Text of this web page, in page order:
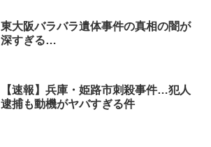
東大阪バラバラ遺体事件の真相の闇が
深すぎる…
【速報】兵庫・姫路市刺殺事件…犯人
逮捕も動機がヤバすぎる件